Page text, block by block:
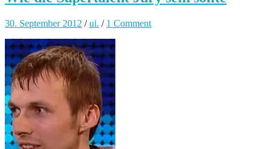
30. September 2012 /ui. / 1 Comment